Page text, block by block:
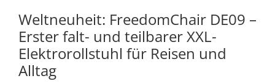
Weltneuheit: FreedomChair DE09 –
Erster falt- und teilbarer XXL-
Elektrorollstuhl für Reisen und
Alltag